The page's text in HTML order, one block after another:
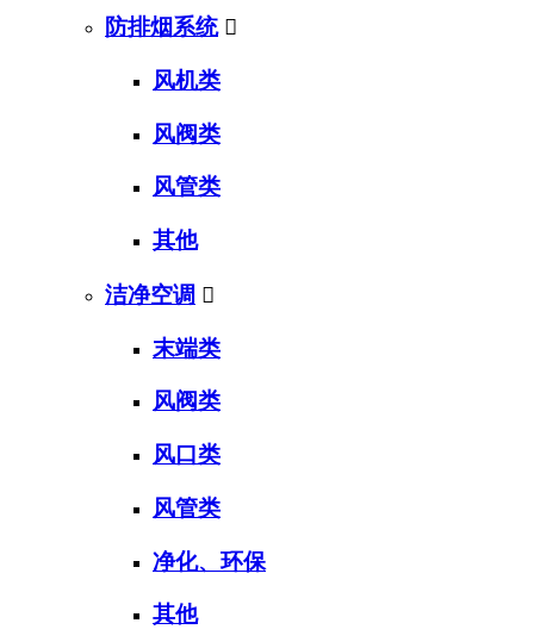
防排烟系统 
风机类
风阀类
风管类
其他
洁净空调 
末端类
风阀类
风口类
风管类
净化、环保
其他